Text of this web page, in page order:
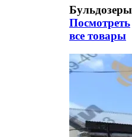
Бульдозеры
Посмотреть
все товары